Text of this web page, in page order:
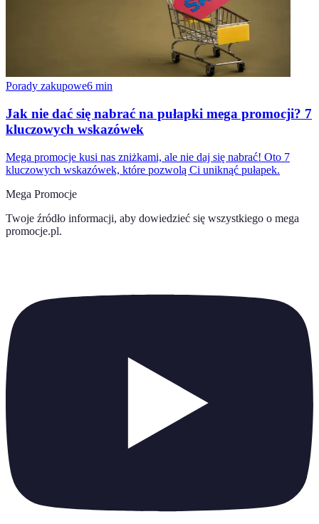
Porady zakupowe6 min
Jak nie dać się nabrać na pułapki mega promocji? 7
kluczowych wskazówek
Mega promocje kusi nas zniżkami, ale nie daj się nabrać! Oto 7
kluczowych wskazówek, które pozwolą Ci uniknąć pułapek.
Mega Promocje
Twoje źródło informacji, aby dowiedzieć się wszystkiego o mega
promocje.pl.